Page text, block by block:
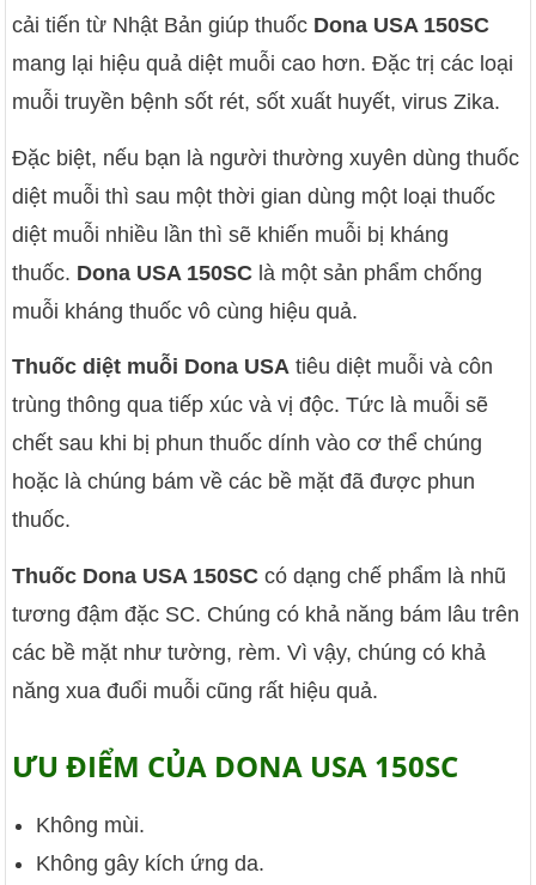
cải tiến từ Nhật Bản giúp thuốc Dona USA 150SC
mang lại hiệu quả diệt muỗi cao hơn. Đặc trị các loại
muỗi truyền bệnh sốt rét, sốt xuất huyết, virus Zika.
Đặc biệt, nếu bạn là người thường xuyên dùng thuốc
diệt muỗi thì sau một thời gian dùng một loại thuốc
diệt muỗi nhiều lần thì sẽ khiến muỗi bị kháng
thuốc. Dona USA 150SC là một sản phẩm chống
muỗi kháng thuốc vô cùng hiệu quả.
Thuốc diệt muỗi Dona USA tiêu diệt muỗi và côn
trùng thông qua tiếp xúc và vị độc. Tức là muỗi sẽ
chết sau khi bị phun thuốc dính vào cơ thể chúng
hoặc là chúng bám về các bề mặt đã được phun
thuốc.
Thuốc Dona USA 150SC có dạng chế phẩm là nhũ
tương đậm đặc SC. Chúng có khả năng bám lâu trên
các bề mặt như tường, rèm. Vì vậy, chúng có khả
năng xua đuổi muỗi cũng rất hiệu quả.
ƯU ĐIỂM CỦA DONA USA 150SC
Không mùi.
Không gây kích ứng da.